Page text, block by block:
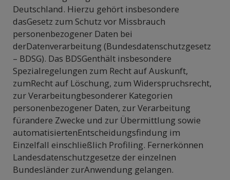
Deutschland. Hierzu gehört insbesondere
dasGesetz zum Schutz vor Missbrauch
personenbezogener Daten bei
derDatenverarbeitung (Bundesdatenschutzgesetz
– BDSG). Das BDSGenthält insbesondere
Spezialregelungen zum Recht auf Auskunft,
zumRecht auf Löschung, zum Widerspruchsrecht,
zur Verarbeitungbesonderer Kategorien
personenbezogener Daten, zur Verarbeitung
fürandere Zwecke und zur Übermittlung sowie
automatisiertenEntscheidungsfindung im
Einzelfall einschließlich Profiling. Fernerkönnen
Landesdatenschutzgesetze der einzelnen
Bundesländer zurAnwendung gelangen.